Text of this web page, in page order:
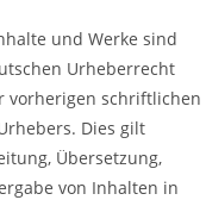
und Werke sind
Urheberrecht
vorherigen schriftlichen
Dies gilt
Übersetzung,
von Inhalten in